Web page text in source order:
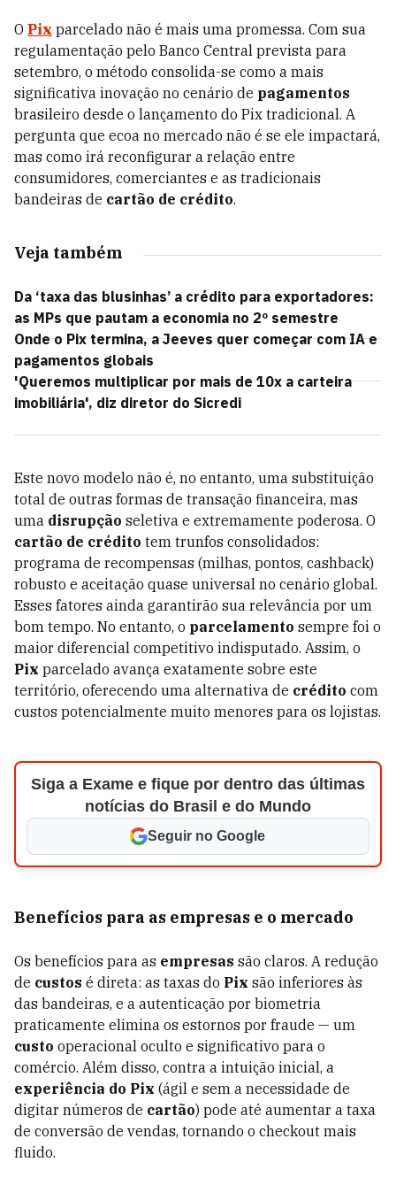
O Pix parcelado não é mais uma promessa. Com sua
regulamentação pelo Banco Central prevista para
setembro, o método consolida-se como a mais
significativa inovação no cenário de pagamentos
brasileiro desde o lançamento do Pix tradicional. A
pergunta que ecoa no mercado não é se ele impactará,
mas como irá reconfigurar a relação entre
consumidores, comerciantes e as tradicionais
bandeiras de cartão de crédito.
Veja também
Da ‘taxa das blusinhas’ a crédito para exportadores:
as MPs que pautam a economia no 2º semestre
Onde o Pix termina, a Jeeves quer começar com IA e
pagamentos globais
'Queremos multiplicar por mais de 10x a carteira
imobiliária', diz diretor do Sicredi
Este novo modelo não é, no entanto, uma substituição
total de outras formas de transação financeira, mas
uma disrupção seletiva e extremamente poderosa. O
cartão de crédito tem trunfos consolidados:
programa de recompensas (milhas, pontos, cashback)
robusto e aceitação quase universal no cenário global.
Esses fatores ainda garantirão sua relevância por um
bom tempo. No entanto, o parcelamento sempre foi o
maior diferencial competitivo indisputado. Assim, o
Pix parcelado avança exatamente sobre este
território, oferecendo uma alternativa de crédito com
custos potencialmente muito menores para os lojistas.
Siga a Exame e fique por dentro das últimas
notícias do Brasil e do Mundo
Seguir no Google
Benefícios para as empresas e o mercado
Os benefícios para as empresas são claros. A redução
de custos é direta: as taxas do Pix são inferiores às
das bandeiras, e a autenticação por biometria
praticamente elimina os estornos por fraude — um
custo operacional oculto e significativo para o
comércio. Além disso, contra a intuição inicial, a
experiência do Pix (ágil e sem a necessidade de
digitar números de cartão) pode até aumentar a taxa
de conversão de vendas, tornando o checkout mais
fluido.